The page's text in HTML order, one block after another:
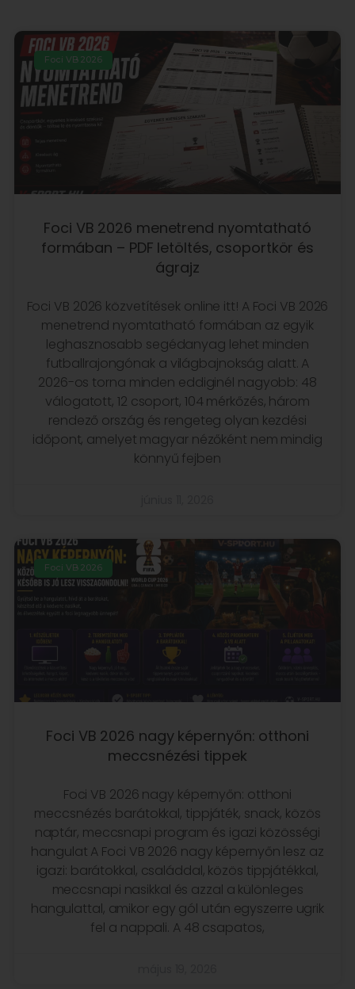
Foci VB 2026
Foci VB 2026 menetrend nyomtatható
formában – PDF letöltés, csoportkör és
ágrajz
Foci VB 2026 közvetítések online itt! A Foci VB 2026
menetrend nyomtatható formában az egyik
leghasznosabb segédanyag lehet minden
futballrajongónak a világbajnokság alatt. A
2026-os torna minden eddiginél nagyobb: 48
válogatott, 12 csoport, 104 mérkőzés, három
rendező ország és rengeteg olyan kezdési
időpont, amelyet magyar nézőként nem mindig
könnyű fejben
Foci VB 2026
Foci VB 2026 nagy képernyőn: otthoni
meccsnézési tippek
Foci VB 2026 nagy képernyőn: otthoni
meccsnézés barátokkal, tippjáték, snack, közös
naptár, meccsnapi program és igazi közösségi
hangulat A Foci VB 2026 nagy képernyőn lesz az
igazi: barátokkal, családdal, közös tippjátékkal,
meccsnapi nasikkal és azzal a különleges
hangulattal, amikor egy gól után egyszerre ugrik
fel a nappali. A 48 csapatos,